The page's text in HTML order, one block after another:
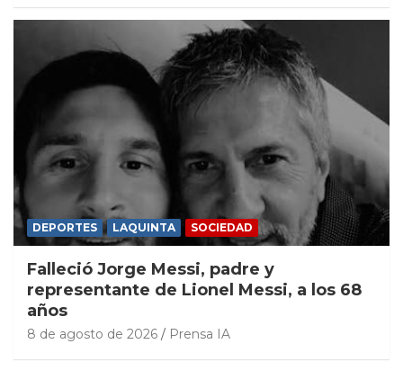
DEPORTES LAQUINTA SOCIEDAD
Falleció Jorge Messi, padre y
representante de Lionel Messi, a los 68
años
8 de agosto de 2026 Prensa IA